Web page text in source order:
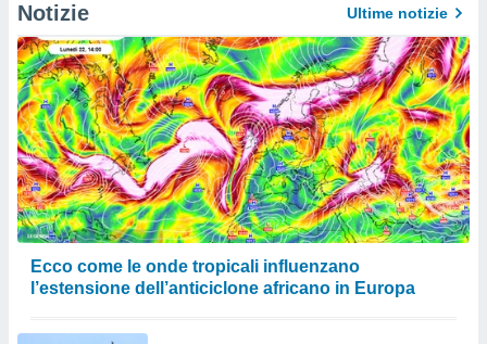
Notizie Ultime notizie
Ecco come le onde tropicali influenzano
l’estensione dell’anticiclone africano in Europa